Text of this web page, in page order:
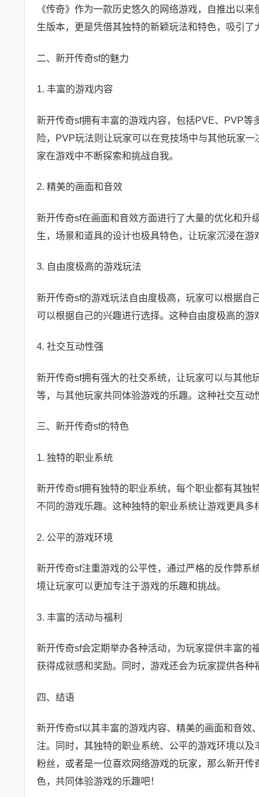
《传奇》作为一款历史悠久的网络游戏，自推出以
生版本，更是凭借其独特的新颖玩法和特色，吸引
二、新开传奇sf的魅力
1. 丰富的游戏内容
新开传奇sf拥有丰富的游戏内容，包括PVE、PVP
险，PVP玩法则让玩家可以在竞技场中与其他玩家
家在游戏中不断探索和挑战自我。
2. 精美的画面和音效
新开传奇sf在画面和音效方面进行了大量的优化和升
生，场景和道具的设计也极具特色，让玩家沉浸在游
3. 自由度极高的游戏玩法
新开传奇sf的游戏玩法自由度极高，玩家可以根据
可以根据自己的兴趣进行选择。这种自由度极高的游
4. 社交互动性强
新开传奇sf拥有强大的社交系统，让玩家可以与其他
等，与其他玩家共同体验游戏的乐趣。这种社交互动
三、新开传奇sf的特色
1. 独特的职业系统
新开传奇sf拥有独特的职业系统，每个职业都有其独
不同的游戏乐趣。这种独特的职业系统让游戏更具多
2. 公平的游戏环境
新开传奇sf注重游戏的公平性，通过严格的反作弊系
境让玩家可以更加专注于游戏的乐趣和挑战。
3. 丰富的活动与福利
新开传奇sf会定期举办各种活动，为玩家提供丰富
获得成就感和奖励。同时，游戏还会为玩家提供各
四、结语
新开传奇sf以其丰富的游戏内容、精美的画面和音效
注。同时，其独特的职业系统、公平的游戏环境以
粉丝，或者是一位喜欢网络游戏的玩家，那么新开
色，共同体验游戏的乐趣吧！